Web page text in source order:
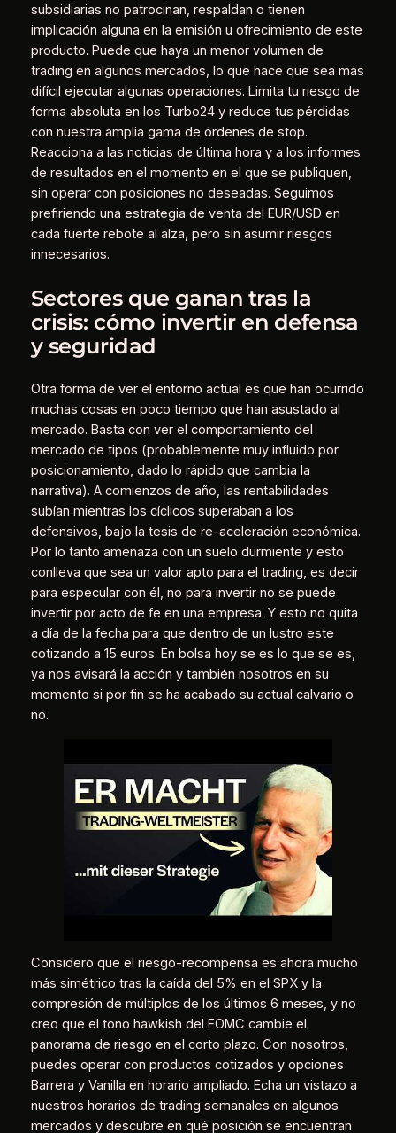
subsidiarias no patrocinan, respaldan o tienen
implicación alguna en la emisión u ofrecimiento de este
producto. Puede que haya un menor volumen de
trading en algunos mercados, lo que hace que sea más
difícil ejecutar algunas operaciones. Limita tu riesgo de
forma absoluta en los Turbo24 y reduce tus pérdidas
con nuestra amplia gama de órdenes de stop.
Reacciona a las noticias de última hora y a los informes
de resultados en el momento en el que se publiquen,
sin operar con posiciones no deseadas. Seguimos
prefiriendo una estrategia de venta del EUR/USD en
cada fuerte rebote al alza, pero sin asumir riesgos
innecesarios.
Sectores que ganan tras la
crisis: cómo invertir en defensa
y seguridad
Otra forma de ver el entorno actual es que han ocurrido
muchas cosas en poco tiempo que han asustado al
mercado. Basta con ver el comportamiento del
mercado de tipos (probablemente muy influido por
posicionamiento, dado lo rápido que cambia la
narrativa). A comienzos de año, las rentabilidades
subían mientras los cíclicos superaban a los
defensivos, bajo la tesis de re-aceleración económica.
Por lo tanto amenaza con un suelo durmiente y esto
conlleva que sea un valor apto para el trading, es decir
para especular con él, no para invertir no se puede
invertir por acto de fe en una empresa. Y esto no quita
a día de la fecha para que dentro de un lustro este
cotizando a 15 euros. En bolsa hoy se es lo que se es,
ya nos avisará la acción y también nosotros en su
momento si por fin se ha acabado su actual calvario o
no.
Considero que el riesgo-recompensa es ahora mucho
más simétrico tras la caída del 5% en el SPX y la
compresión de múltiplos de los últimos 6 meses, y no
creo que el tono hawkish del FOMC cambie el
panorama de riesgo en el corto plazo. Con nosotros,
puedes operar con productos cotizados y opciones
Barrera y Vanilla en horario ampliado. Echa un vistazo a
nuestros horarios de trading semanales en algunos
mercados y descubre en qué posición se encuentran